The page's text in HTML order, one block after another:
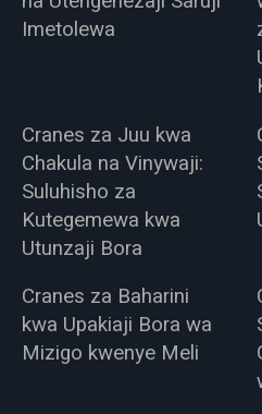
Imetolewa
Cranes za Juu kwa
Chakula na Vinywaji:
Suluhisho za
Kutegemewa kwa
Utunzaji Bora
Cranes za Baharini
kwa Upakiaji Bora wa
Mizigo kwenye Meli